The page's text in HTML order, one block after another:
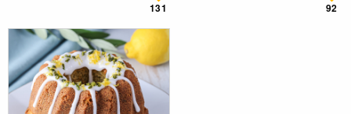
131 92